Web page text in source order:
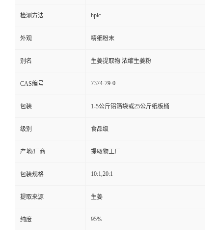
检测方法 hplc
外观 精细粉末
别名 生姜提取物 浓缩生姜粉
CAS编号 7374-79-0
包装 1-5公斤铝箔袋或25公斤纸板桶
级别 食品级
产地/厂商 提取物工厂
包装规格 10:1,20:1
提取来源 生姜
纯度 95%